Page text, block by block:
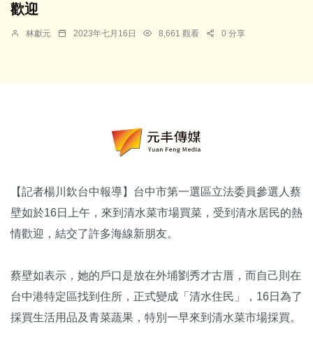
歡迎
林獻元 2023年七月16日 8,661 觀看 0 分享
【記者楊川欽台中報導】台中市第一選區立法委員參選人蔡
壁如於16日上午，來到清水菜市場買菜，受到清水居民的熱
情歡迎，結交了許多海線新朋友。
蔡壁如表示，她的戶口是放在外埔劉秀才古厝，而自己則在
台中港特定區找到住所，正式變成「清水住民」，16日為了
採買生活用品及青菜蔬果，特別一早來到清水菜市場採買。